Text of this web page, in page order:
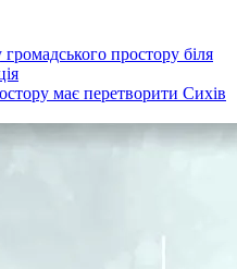
простору біля
має перетворити Сихів